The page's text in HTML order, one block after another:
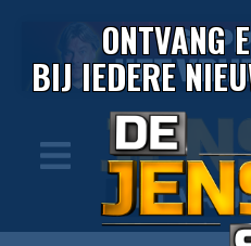
ONTVANG
BIJ IEDERE